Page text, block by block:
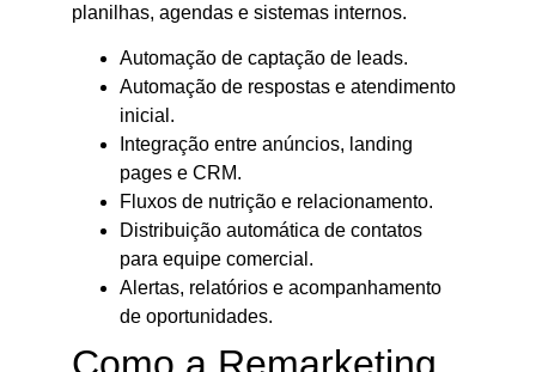
planilhas, agendas e sistemas internos.
Automação de captação de leads.
Automação de respostas e atendimento
inicial.
Integração entre anúncios, landing
pages e CRM.
Fluxos de nutrição e relacionamento.
Distribuição automática de contatos
para equipe comercial.
Alertas, relatórios e acompanhamento
de oportunidades.